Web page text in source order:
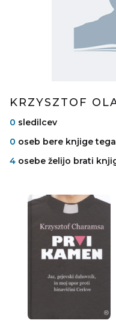
KRZYSZTOF
0 sledilcev
0 oseb bere knjige
4 osebe želijo brati